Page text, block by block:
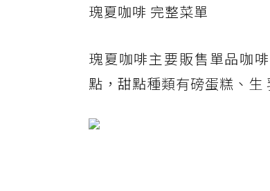
瑰夏咖啡 完整菜單
瑰夏咖啡主要販售單品咖
點，甜點種類有磅蛋糕、生